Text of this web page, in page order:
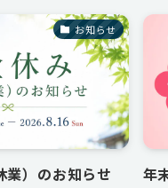
お知らせ
業）のお知らせ 年